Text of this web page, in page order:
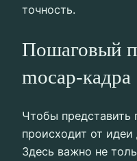
точность.
Пошаговый
mocap‑кадра
Чтобы представить
происходит от
Здесь важно не